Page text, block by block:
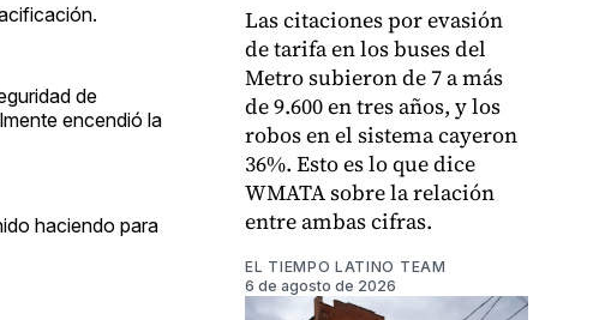
de
encendió la
haciendo para
Las citaciones por evasión
de tarifa en los buses del
Metro subieron de 7 a más
de 9.600 en tres años, y los
robos en el sistema cayeron
36%. Esto es lo que dice
WMATA sobre la relación
entre ambas cifras.
EL TIEMPO LATINO TEAM
6 de agosto de 2026